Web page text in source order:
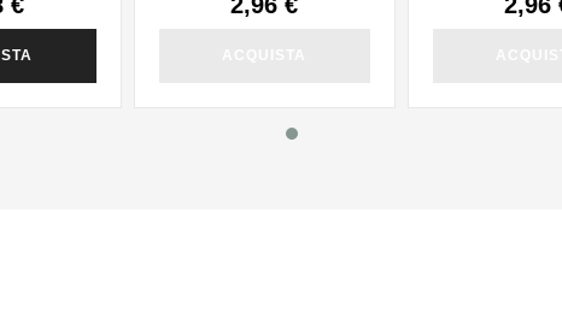
€ 2,96 € 2,96